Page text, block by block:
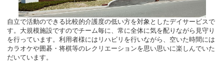
自立で活動のできる比較的介護度の低い方を対象としたデイサービスで
す。 大規模施設ですのでチーム毎に、常に全体に気を配りながら見守り
を行っています。利用者様にはリハビリを行いながら、空いた時間には
カラオケや囲碁・将棋等のレクリエーションを思い思いに楽しんでいた
だいています。